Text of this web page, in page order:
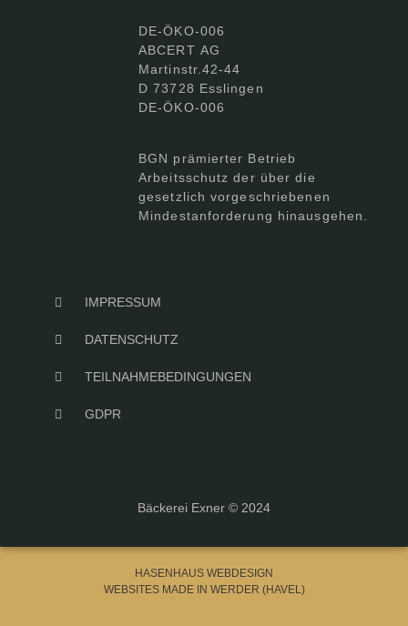
DE-ÖKO-006
ABCERT AG
Martinstr.42-44
D 73728 Esslingen
DE-ÖKO-006
BGN prämierter Betrieb
Arbeitsschutz der über die
gesetzlich vorgeschriebenen
Mindestanforderung hinausgehen.
IMPRESSUM
DATENSCHUTZ
TEILNAHMEBEDINGUNGEN
GDPR
Bäckerei Exner © 2024
HASENHAUS WEBDESIGN
WEBSITES MADE IN WERDER (HAVEL)